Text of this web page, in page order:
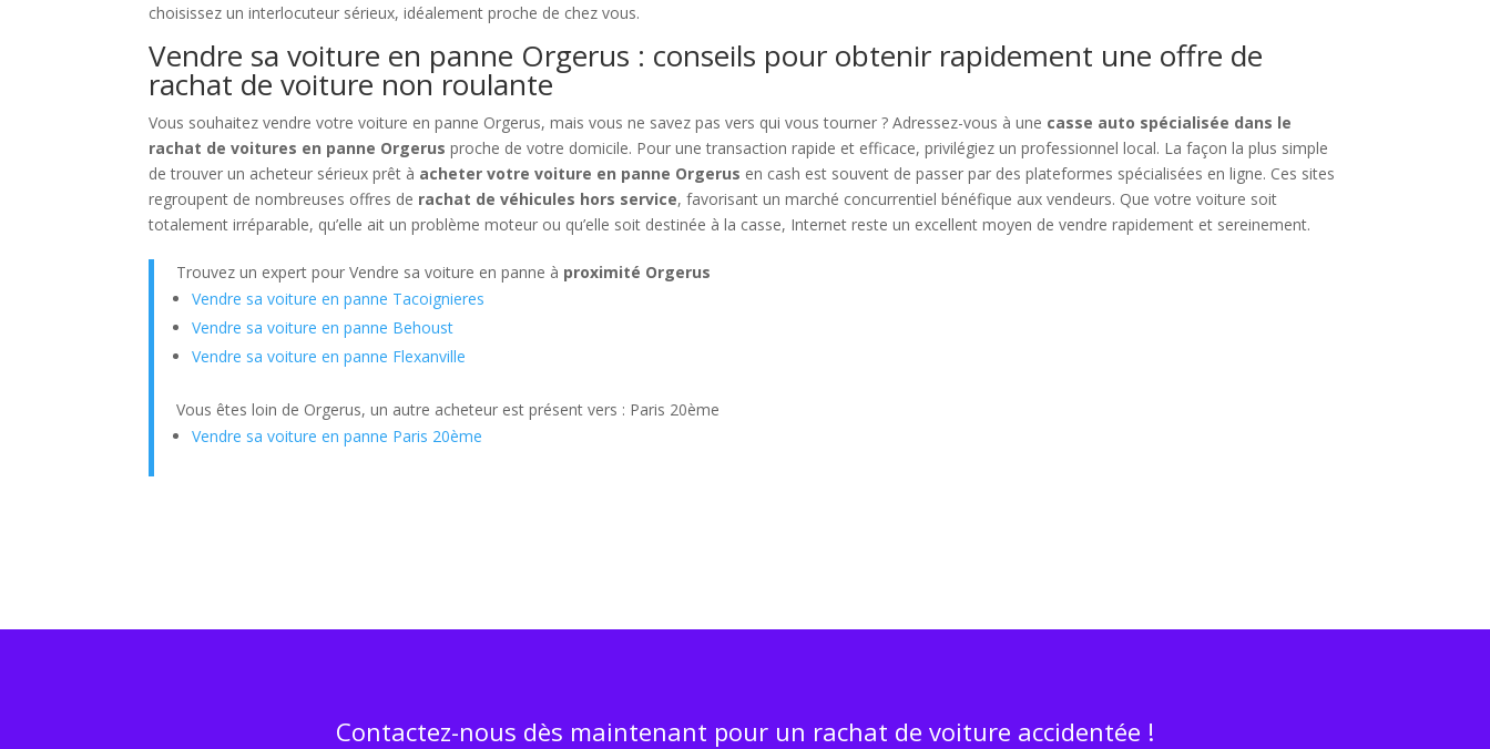
choisissez un interlocuteur sérieux, idéalement proche de chez vous.
Vendre sa voiture en panne Orgerus : conseils pour obtenir rapidement une offre de
rachat de voiture non roulante
Vous souhaitez vendre votre voiture en panne Orgerus, mais vous ne savez pas vers qui vous tourner ? Adressez-vous à une casse auto spécialisée dans le
rachat de voitures en panne Orgerus proche de votre domicile. Pour une transaction rapide et efficace, privilégiez un professionnel local. La façon la plus simple
de trouver un acheteur sérieux prêt à acheter votre voiture en panne Orgerus en cash est souvent de passer par des plateformes spécialisées en ligne. Ces sites
regroupent de nombreuses offres de rachat de véhicules hors service, favorisant un marché concurrentiel bénéfique aux vendeurs. Que votre voiture soit
totalement irréparable, qu’elle ait un problème moteur ou qu’elle soit destinée à la casse, Internet reste un excellent moyen de vendre rapidement et sereinement.
Trouvez un expert pour Vendre sa voiture en panne à proximité Orgerus
Vendre sa voiture en panne Tacoignieres
Vendre sa voiture en panne Behoust
Vendre sa voiture en panne Flexanville
Vous êtes loin de Orgerus, un autre acheteur est présent vers : Paris 20ème
Vendre sa voiture en panne Paris 20ème
Contactez-nous dès maintenant pour un rachat de voiture accidentée !